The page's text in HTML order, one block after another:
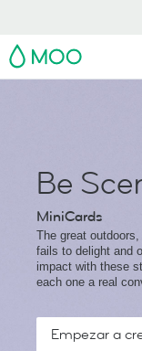
MOO
Be
MiniCards
The great
fails to delight and
impact with these
each one a real
Empezar a